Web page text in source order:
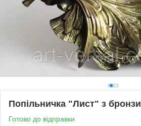
Попільничка "Лист" з бронзи
Готово до відправки